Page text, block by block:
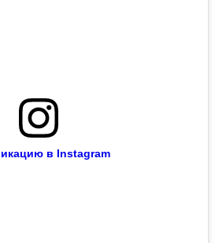
в Instagram